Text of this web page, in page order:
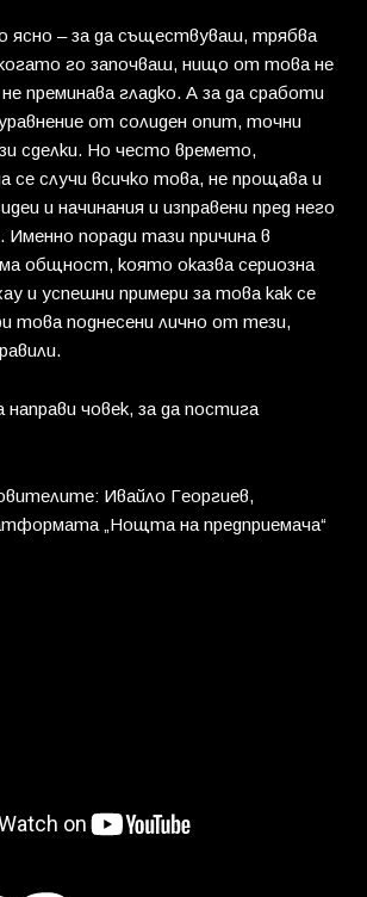
ясно – за да съществуваш, трябва
го започваш, нищо от това не
преминава гладко. А за да сработи
от солиден опит, точни
сделки. Но често времето,
се случи всичко това, не прощава и
и начинания и изправени пред него
поради тази причина в
общност, която оказва сериозна
и успешни примери за това как се
това поднесени лично от тези,
направи човек, за да постига
Ивайло Георгиев,
„Нощта на предприемача“